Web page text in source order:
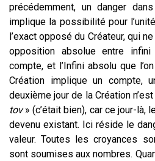
précédemment, un danger
implique la possibilité pour
l’exact opposé du Créateur, qui
opposition absolue entre infini
compte, et l’Infini absolu que
Création implique un compte,
deuxième jour de la Création
tov» (c’était bien), car ce jour-là,
devenu existant. Ici réside le
valeur. Toutes les croyances
sont soumises aux nombres.